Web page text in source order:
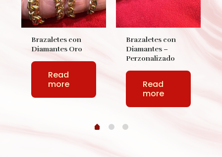
Brazaletes con
Diamantes Oro
Read
more
Brazaletes con
Diamantes –
Perzonalizado
Read
more